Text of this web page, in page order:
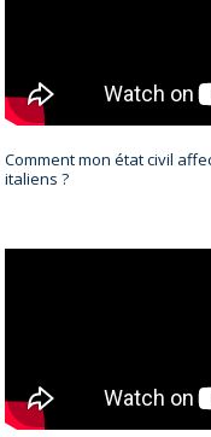
Comment mon état civil
italiens ?